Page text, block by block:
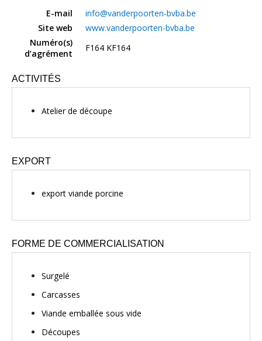
E-mail
info@vanderpoorten-bvba.be
Site web
www.vanderpoorten-bvba.be
Numéro(s)
d’agrément
F164 KF164
ACTIVITÉS
Atelier de découpe
EXPORT
export viande porcine
FORME DE COMMERCIALISATION
Surgelé
Carcasses
Viande emballée sous vide
Découpes